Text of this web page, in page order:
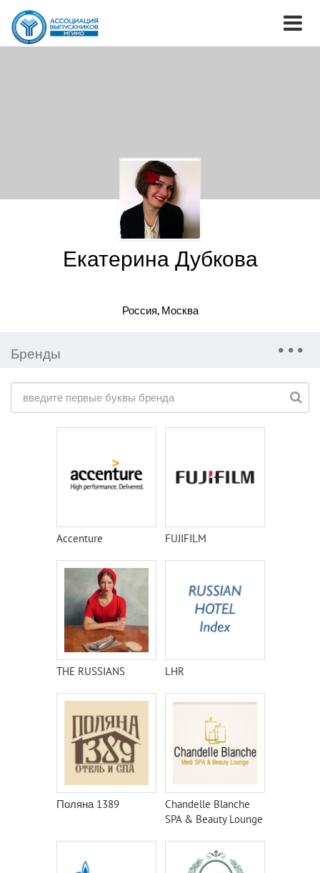
Екатерина Дубкова
Россия, Москва
Бренды
Accenture FUJIFILM
THE RUSSIANS LHR
Поляна 1389
Chandelle Blanche
SPA & Beauty Lounge